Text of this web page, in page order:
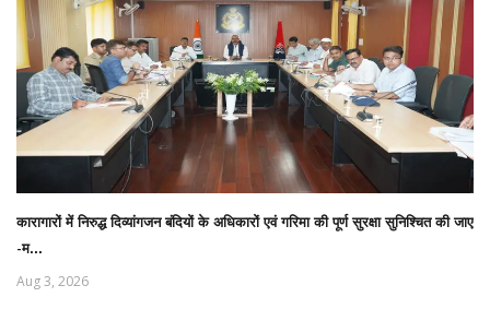
कारागारों में निरुद्ध दिव्यांगजन बंदियों के अधिकारों एवं गरिमा की पूर्ण सुरक्षा सुनिश्चित की जाए
-म...
Aug 3, 2026